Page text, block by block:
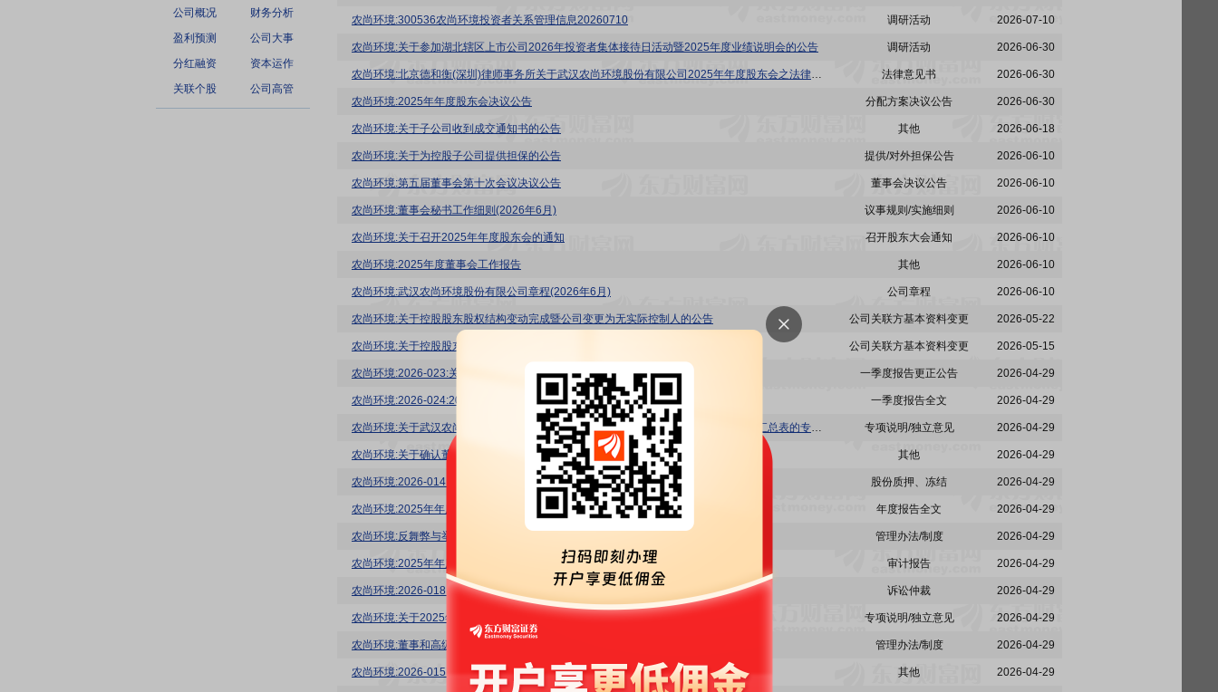
公司概况
财务分析
盈利预测
公司大事
分红融资
资本运作
关联个股
公司高管
农尚环境:300536农尚环境投资者关系管理信息20260710 调研活动 2026-07-10
农尚环境:关于参加湖北辖区上市公司2026年投资者集体接待日活动暨2025年度业绩说明会的公告 调研活动 2026-06-30
农尚环境:北京德和衡(深圳)律师事务所关于武汉农尚环境股份有限公司2025年年度股东会之法律意见书 法律意见书 2026-06-30
农尚环境:2025年年度股东会决议公告 分配方案决议公告 2026-06-30
农尚环境:关于子公司收到成交通知书的公告 其他 2026-06-18
农尚环境:关于为控股子公司提供担保的公告 提供/对外担保公告 2026-06-10
农尚环境:第五届董事会第十次会议决议公告 董事会决议公告 2026-06-10
农尚环境:董事会秘书工作细则(2026年6月) 议事规则/实施细则 2026-06-10
农尚环境:关于召开2025年年度股东会的通知 召开股东大会通知 2026-06-10
农尚环境:2025年度董事会工作报告 其他 2026-06-10
农尚环境:武汉农尚环境股份有限公司章程(2026年6月) 公司章程 2026-06-10
农尚环境:关于控股股东股权结构变动完成暨公司变更为无实际控制人的公告 公司关联方基本资料变更 2026-05-22
农尚环境:关于控股股东股权结构变动暨实际控制人拟变更的提示性公告 公司关联方基本资料变更 2026-05-15
农尚环境:2026-023:关于2026年第一季度报告的更正公告 一季度报告更正公告 2026-04-29
农尚环境:2026-024:2026年第一季度报告(更正后) 一季度报告全文 2026-04-29
农尚环境:关于武汉农尚环境股份有限公司非经营性资金占用及其他关联资金往来情况汇总表的专项审核报告 专项说明/独立意见 2026-04-29
农尚环境:关于确认董事、高级管理人员2025年度薪酬及拟定2026年度薪酬方案的公告 其他 2026-04-29
农尚环境:2026-014:关于控股股东新增轮候冻结的公告 股份质押、冻结 2026-04-29
农尚环境:2025年年度报告 年度报告全文 2026-04-29
农尚环境:反舞弊与举报管理制度(2026年4月) 管理办法/制度 2026-04-29
农尚环境:2025年年度审计报告 审计报告 2026-04-29
农尚环境:2026-018:关于累计诉讼、仲裁事项的公告 诉讼仲裁 2026-04-29
农尚环境:关于2025年度拟不进行利润分配的专项说明 专项说明/独立意见 2026-04-29
农尚环境:董事和高级管理人员薪酬管理制度(2026年4月) 管理办法/制度 2026-04-29
农尚环境:2026-015:关于2025年度计提信用减值损失及资产减值损失的公告 其他 2026-04-29